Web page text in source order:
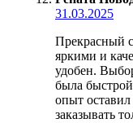
31.03.2025
Прекрасный
яркими и
удобен.
была
опыт
заказывать